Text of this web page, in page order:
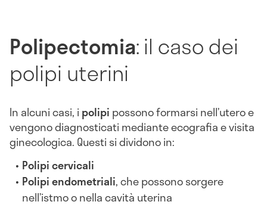
Polipectomia: il caso dei
polipi uterini
In alcuni casi, i polipi possono formarsi nell’utero e
vengono diagnosticati mediante ecografia e visita
ginecologica. Questi si dividono in:
Polipi cervicali
Polipi endometriali, che possono sorgere
nell’istmo o nella cavità uterina